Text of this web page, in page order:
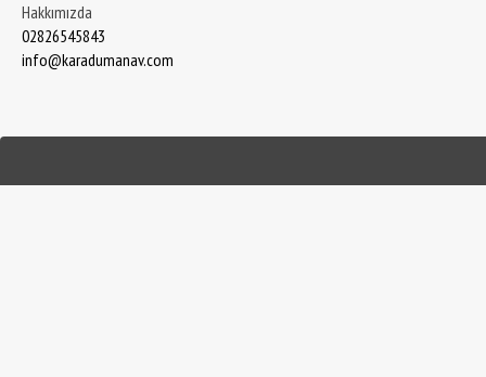
Hakkımızda
02826545843
info@karadumanav.com